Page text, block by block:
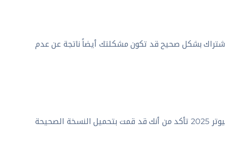
بشكل صحيح قد تكون مشكلتك أيضاً ناتجة عن عدم
إذا كنت تواجه مشكلات في تثبيت برنامج IPTV Smarters Pro للكمبيوتر 2025 تأكد من أنك قد قمت بتحميل النسخة الصحيحة